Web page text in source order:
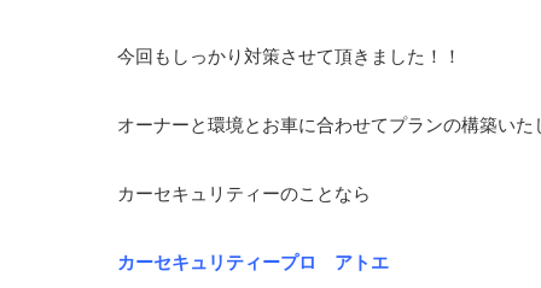
今回もしっかり対策させて頂きました！！
オーナーと環境とお車に合わせてプランの構築いた
カーセキュリティーのことなら
カーセキュリティープロ アトエ